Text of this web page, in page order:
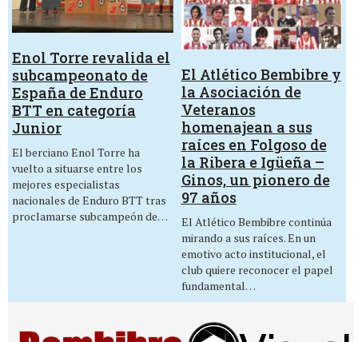
Enol Torre revalida el
subcampeonato de
España de Enduro
BTT en categoría
Junior
El berciano Enol Torre ha
vuelto a situarse entre los
mejores especialistas
nacionales de Enduro BTT tras
proclamarse subcampeón de…
El Atlético Bembibre y
la Asociación de
Veteranos
homenajean a sus
raíces en Folgoso de
la Ribera e Igüeña –
Ginos, un pionero de
97 años
El Atlético Bembibre continúa
mirando a sus raíces. En un
emotivo acto institucional, el
club quiere reconocer el papel
fundamental…